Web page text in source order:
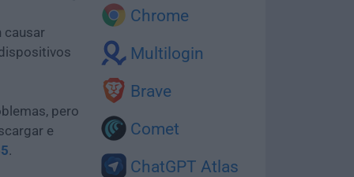
Chrome
Multilogin
Brave
Comet
ChatGPT Atlas
causar
pero
e
.